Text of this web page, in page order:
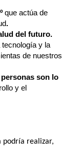
que actúa de
.
del futuro.
tecnología y la
de nuestros
personas son lo
y el
podría realizar,